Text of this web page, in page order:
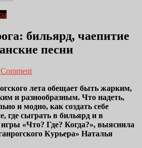
бильярд, чаепитие
песни
лета обещает быть жарким,
и разнообразным. Что надеть,
и модно, как создать себе
где сыграть в бильярд и в
«Что? Где? Когда?», выяснила
Курьера» Наталья